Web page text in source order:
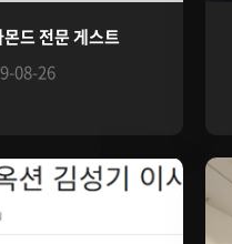
드 전문 게스트
08-26